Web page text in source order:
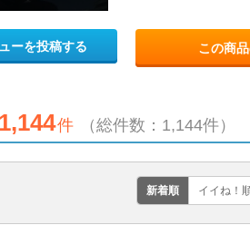
ーを投稿する この商
1,144件 （総件数：1,144件）
新着順 イイね！